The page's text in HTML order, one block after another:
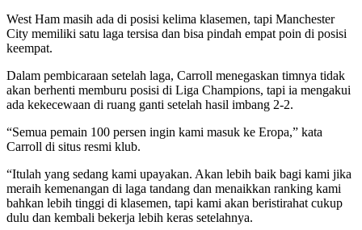
West Ham masih ada di posisi kelima klasemen, tapi Manchester
City memiliki satu laga tersisa dan bisa pindah empat poin di posisi
keempat.
Dalam pembicaraan setelah laga, Carroll menegaskan timnya tidak
akan berhenti memburu posisi di Liga Champions, tapi ia mengakui
ada kekecewaan di ruang ganti setelah hasil imbang 2-2.
“Semua pemain 100 persen ingin kami masuk ke Eropa,” kata
Carroll di situs resmi klub.
“Itulah yang sedang kami upayakan. Akan lebih baik bagi kami jika
meraih kemenangan di laga tandang dan menaikkan ranking kami
bahkan lebih tinggi di klasemen, tapi kami akan beristirahat cukup
dulu dan kembali bekerja lebih keras setelahnya.